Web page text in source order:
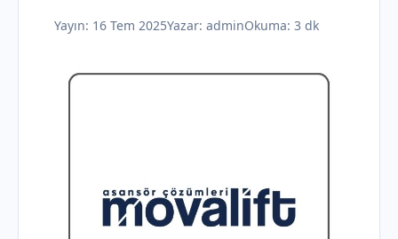
Yayın: 16 Tem 2025Yazar: adminOkuma: 3 dk